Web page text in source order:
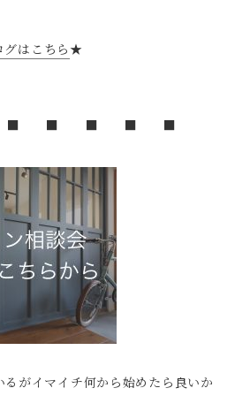
はこちら ★
るがイマイチ何から始めたら良いか